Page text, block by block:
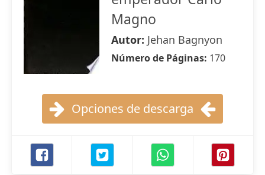
Magno
Autor: Jehan Bagnyon
Número de Páginas: 170
Opciones de descarga